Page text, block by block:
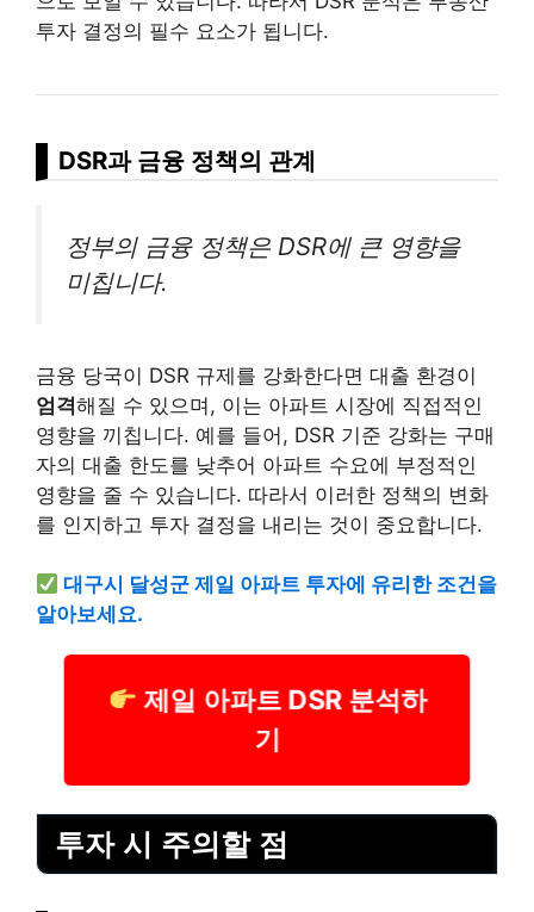
투자 결정의 필수 요소가 됩니다.
DSR과 금융 정책의 관계
정부의 금융 정책은 DSR에 큰 영향을
미칩니다.
금융 당국이 DSR 규제를 강화한다면 대출 환경이
엄격해질 수 있으며, 이는 아파트 시장에 직접적인
영향을 끼칩니다. 예를 들어, DSR 기준 강화는 구매
자의 대출 한도를 낮추어 아파트 수요에 부정적인
영향을 줄 수 있습니다. 따라서 이러한 정책의 변화
를 인지하고 투자 결정을 내리는 것이 중요합니다.
대구시 달성군 제일 아파트 투자에 유리한 조건을
알아보세요.
제일 아파트 DSR 분석하
기
투자 시 주의할 점